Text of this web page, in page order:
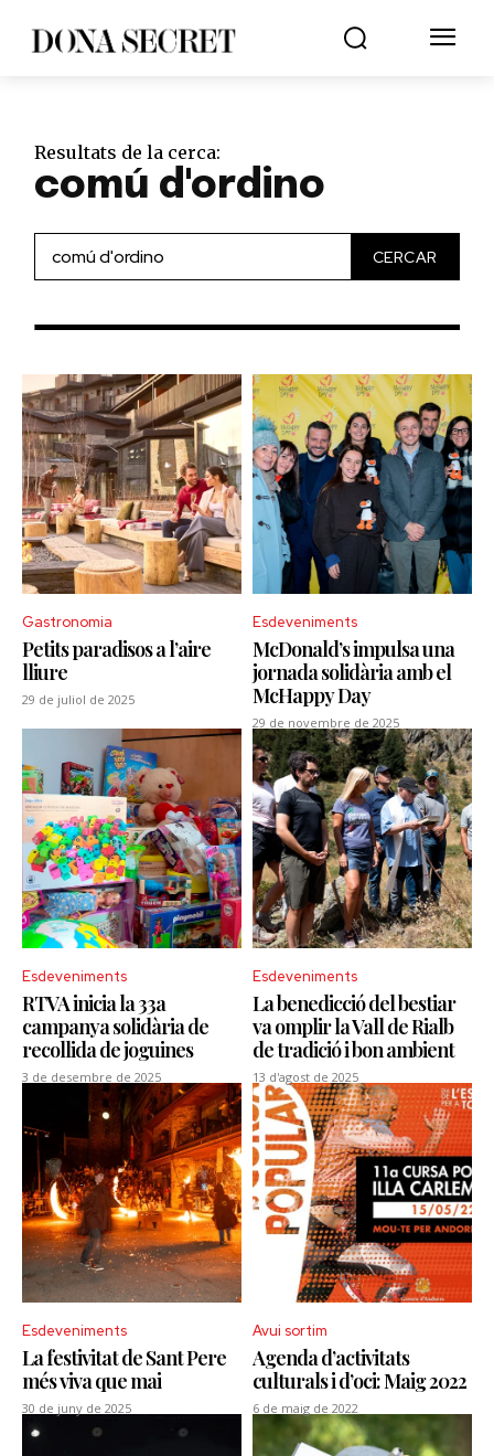
Resultats de la cerca:
comú d'ordino
CERCAR
Gastronomia
Petits paradisos a l’aire
lliure
29 de juliol de 2025
Esdeveniments
McDonald’s impulsa una
jornada solidària amb el
McHappy Day
29 de novembre de 2025
Esdeveniments
RTVA inicia la 33a
campanya solidària de
recollida de joguines
3 de desembre de 2025
Esdeveniments
La benedicció del bestiar
va omplir la Vall de Rialb
de tradició i bon ambient
13 d'agost de 2025
Esdeveniments
La festivitat de Sant Pere
més viva que mai
30 de juny de 2025
Avui sortim
Agenda d’activitats
culturals i d’oci: Maig 2022
6 de maig de 2022